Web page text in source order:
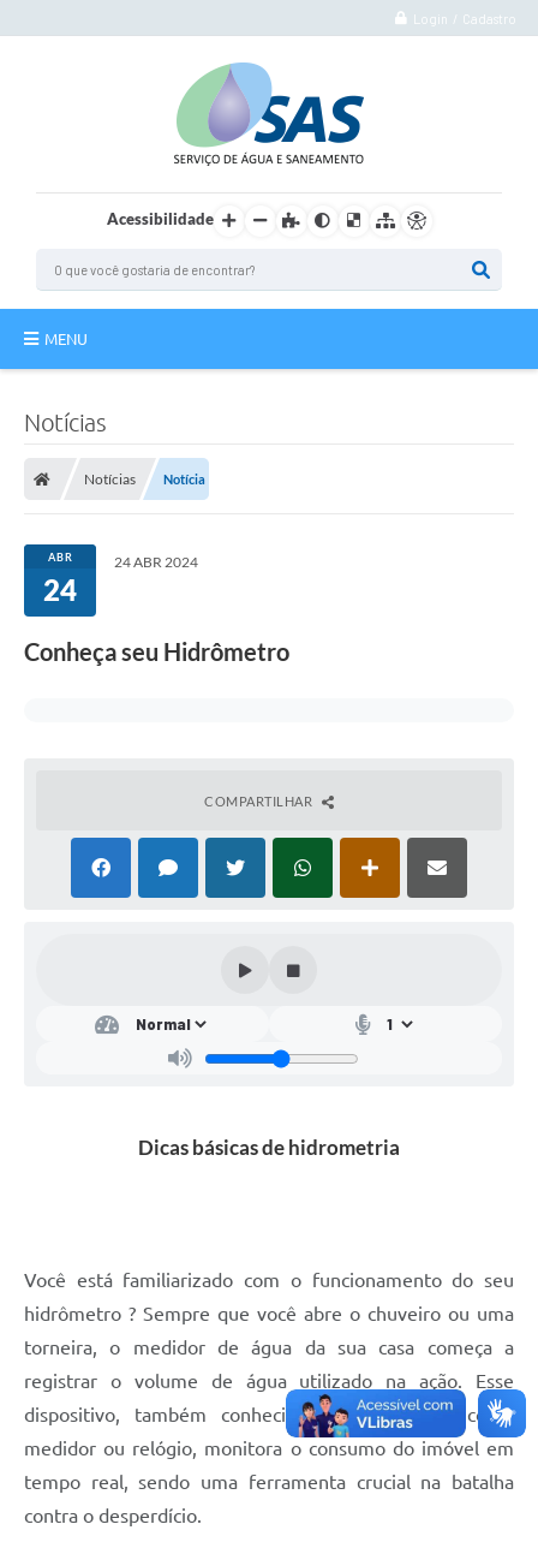
Login / Cadastro
Acessibilidade
MENU
Autoatendimento
Serviços
Concursos e Processos Seletivos
Notícias
Notícias Notícia
ABR
24
24 ABR 2024
Conheça seu Hidrômetro
COMPARTILHAR
Dicas básicas de hidrometria
Você está familiarizado com o funcionamento do seu
hidrômetro ? Sempre que você abre o chuveiro ou uma
torneira, o medidor de água da sua casa começa a
registrar o volume de água utilizado na ação. Esse
dispositivo, também conhecido, popularmente, como
medidor ou relógio, monitora o consumo do imóvel em
tempo real, sendo uma ferramenta crucial na batalha
contra o desperdício.